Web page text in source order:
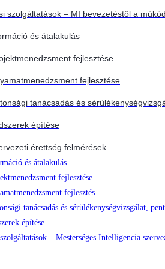
szolgáltatások – MI bevezetéstől a
és átalakulás
fejlesztése
fejlesztése
tanácsadás és
építése
érettség felmérések
és átalakulás
fejlesztése
fejlesztés
tanácsadás és sérülékenységvizsgálat,
építése
– Mesterséges Intelligencia